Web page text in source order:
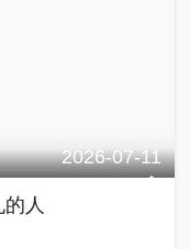
2026-07-11
人